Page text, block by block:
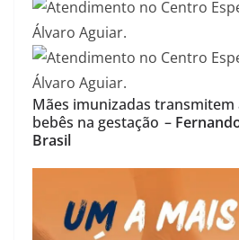
Mães imunizadas
bebês na gestação –
Brasil